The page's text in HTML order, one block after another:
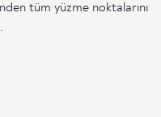
tüm yüzme noktalarını